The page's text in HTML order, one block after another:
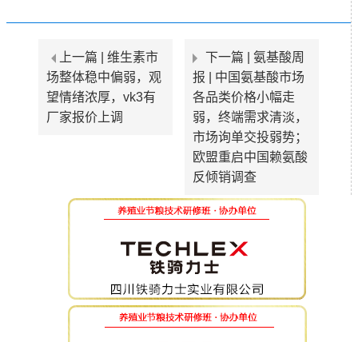
上一篇 | 维生素市
场整体稳中偏弱，观
望情绪浓厚，vk3有
厂家报价上调
下一篇 | 氨基酸周
报 | 中国氨基酸市场
各品类价格小幅走
弱，终端需求清淡，
市场询单交投弱势；
欧盟重启中国赖氨酸
反倾销调查